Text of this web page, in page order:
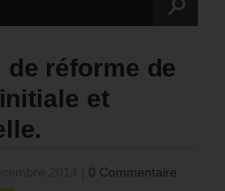
réforme de
et
0 Commentaire